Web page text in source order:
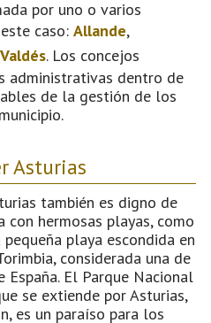
por uno o varios
caso: Allande,
Valdés. Los concejos
administrativas dentro de
de la gestión de los
Asturias
también es digno de
con hermosas playas, como
playa escondida en
considerada una de
El Parque Nacional
se extiende por Asturias,
es un paraíso para los